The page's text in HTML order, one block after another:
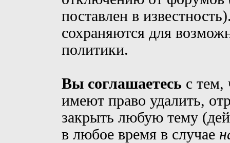
поставлен в
сохраняются для
политики.
Вы соглашаетесь с тем,
имеют право удалить,
закрыть любую тему
в любое время в случае